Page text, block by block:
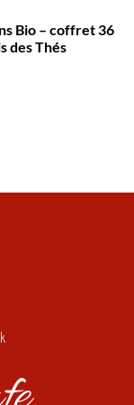
Bio – coffret 36
des Thés